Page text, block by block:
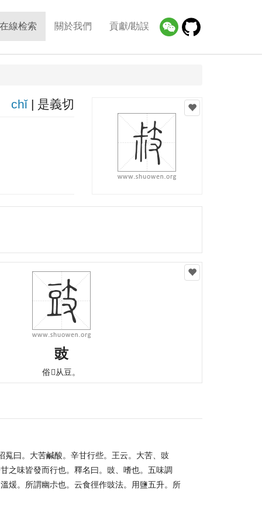
在線检索 關於我們 貢獻/勘誤
chǐ| 是義切
豉
俗𢻃从豆。
䰟曰。大苦鹹酸。辛甘行些。王云。大苦、豉
之味皆發而行也。釋名曰。豉、嗜也。五味調
煖。所謂幽尗也。云食徑作豉法。用鹽五升。所